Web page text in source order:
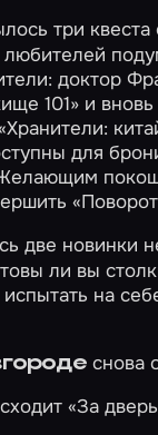
три квеста
любителей
доктор
101» и
для
две новинки
ли вы
испытать на
снова
«За